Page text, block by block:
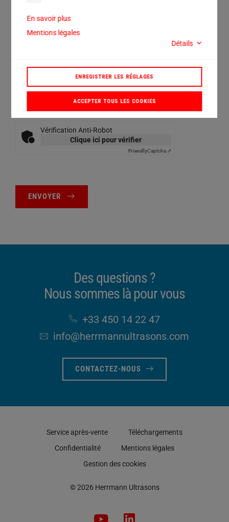
En savoir plus
Mentions légales
Détails
ENREGISTRER LES RÉGLAGES
ACCEPTER TOUS LES COOKIES
consentement en cliquant sur un lien de confirmation
(double opt-in). J’aurai ensuite accès au fichier de
téléchargement demandé. Le consentement à la prise
de contact publicitaire est volontaire, et je peux le
contact ou par message adressé à
unsubscribe@herrmannultraschall.com
savoir plus, consulter :Politique de confidentialité.*
Vérification Anti-Robot
Clique ici pour vérifier
FriendlyCaptcha ⇗
ENVOYER
Des questions ?
Nous sommes là pour vous
+33 450 14 22 47
info​@herrmannultrasons​.com
CONTACTEZ-NOUS
Service après-vente
Téléchargements
Confidentialité
Mentions légales
Gestion des cookies
© 2026 Herrmann Ultrasons